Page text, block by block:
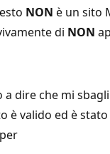
NON è un sito
di NON
a dire che mi
è valido ed è